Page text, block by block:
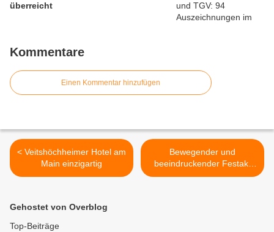
überreicht
Kommentare
Einen Kommentar hinzufügen
< Veitshöchheimer Hotel am
Main einzigartig
Bewegender und
beeindruckender Festakt
am Ehrenmal in
Gehostet von Overblog
Top-Beiträge